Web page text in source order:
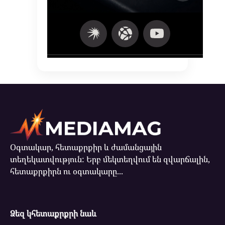
Օգտակար, հետաքրքիր և ժամանցային
տեղեկատվություն: Երբ մեկտեղվում են զվարճալին,
հետաքրքիրն ու օգտակարը...
Ձեզ կհետաքրքրի նաև